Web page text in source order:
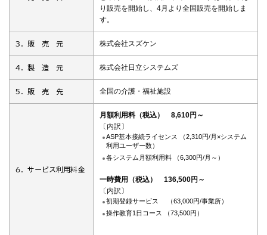
り販売を開始し、4月より全国販売を開始しま
す。
3．販 売 元 株式会社スズケン
4．製 造 元 株式会社日立システムズ
5．販 売 先 全国の介護・福祉施設
6．サービス利用料金
月額利用料（税込） 8,610円～
〔内訳〕
ASP基本接続ライセンス （2,310円/月×システム
利用ユーザー数）
各システム月額利用料 （6,300円/月～）
一時費用（税込） 136,500円～
〔内訳〕
初期登録サービス （63,000円/事業所）
操作教育1日コース （73,500円）